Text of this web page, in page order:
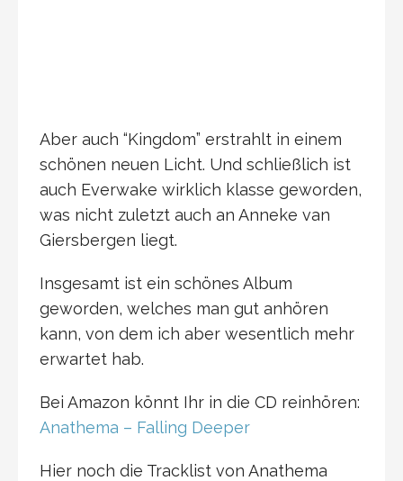
Aber auch “Kingdom” erstrahlt in einem
schönen neuen Licht. Und schließlich ist
auch Everwake wirklich klasse geworden,
was nicht zuletzt auch an Anneke van
Giersbergen liegt.
Insgesamt ist ein schönes Album
geworden, welches man gut anhören
kann, von dem ich aber wesentlich mehr
erwartet hab.
Bei Amazon könnt Ihr in die CD reinhören:
Anathema – Falling Deeper
Hier noch die Tracklist von Anathema